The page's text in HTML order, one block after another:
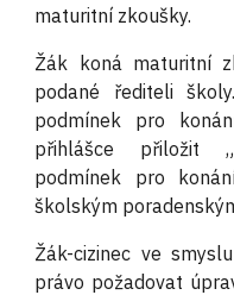
maturitní zkoušky.
Žák koná maturitní
podané řediteli
podmínek pro
přihlášce přiložit
podmínek pro
školským
Žák-cizinec ve
právo požadovat